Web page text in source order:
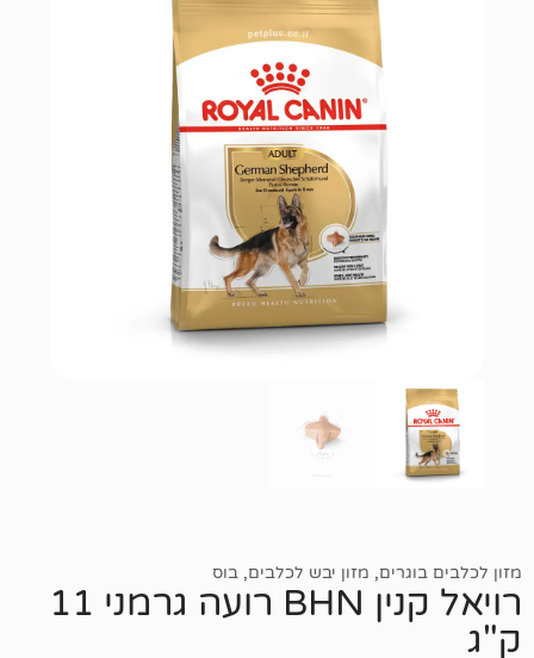
,מזון יבש לכלבים, בוס
רויאל קנין BHN רועה גרמני 11